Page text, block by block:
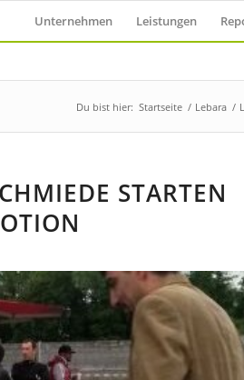
Unternehmen Leistungen
Du bist hier: Startseite / Lebara /
STARTEN